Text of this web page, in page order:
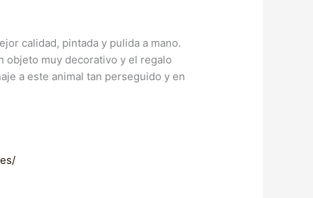
calidad, pintada y pulida a mano.
objeto muy decorativo y el regalo
a este animal tan perseguido y en